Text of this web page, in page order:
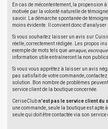
En cas de mécontentement, la propension
motivée par la volonté naturelle de
savoir. La démarche spontanée de
moins évidente. Il convient donc
Si vous souhaitez laisser un avis sur
réelle, correctement rédigée. Les propos
exemple de mots tels que arnaque,
information utile entraîneront la non
Si vous vous apprêtez à laisser un avis
pas satisfait de votre commande,
solution. Bon nombre de problèmes
service client de la boutique concernée.
CeriseClubn'est pas le service client du
une commande, seule la boutique est apte
seule qui doit être contactée via son service